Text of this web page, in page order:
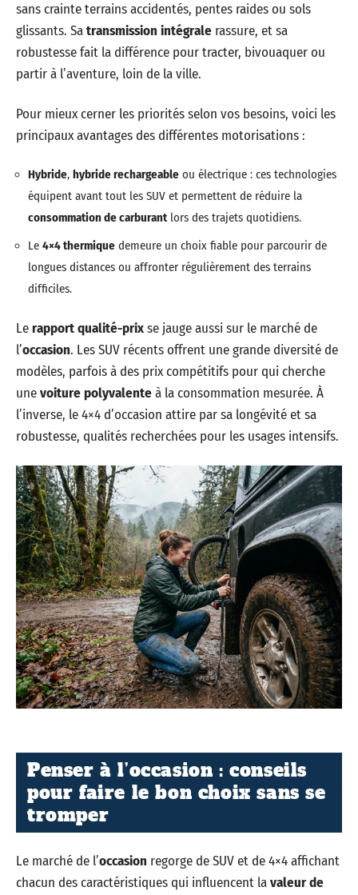
sans crainte terrains accidentés, pentes raides ou sols
glissants. Satransmission intégrale rassure, et sa
robustesse fait la différence pour tracter, bivouaquer ou
partir à l’aventure, loin de la ville.
Pour mieux cerner les priorités selon vos besoins, voici les
principaux avantages des différentes motorisations :
Hybride, hybride rechargeable ou électrique : ces technologies
équipent avant tout les SUV et permettent de réduire la
consommation de carburantlors des trajets quotidiens.
Le 4×4 thermique demeure un choix fiable pour parcourir de
longues distances ou affronter régulièrement des terrains
difficiles.
Lerapport qualité-prixse jauge aussi sur le marché de
l’occasion. Les SUV récents offrent une grande diversité de
modèles, parfois à des prix compétitifs pour qui cherche
unevoiture polyvalenteà la consommation mesurée. À
l’inverse, le 4×4 d’occasion attire par sa longévité et sa
robustesse, qualités recherchées pour les usages intensifs.
Penser à l’occasion : conseils
pour faire le bon choix sans se
tromper
Le marché de l’occasion regorge de SUV et de 4×4 affichant
chacun des caractéristiques qui influencent lavaleur de